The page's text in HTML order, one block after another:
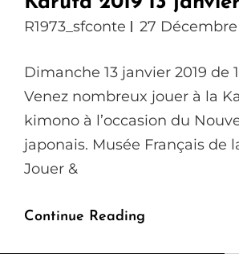
R1973_sfconte 27 Décembre
Dimanche 13 janvier 2019 de
Venez nombreux jouer à la
kimono à l’occasion du
japonais. Musée Français de
Jouer &
Continue Reading